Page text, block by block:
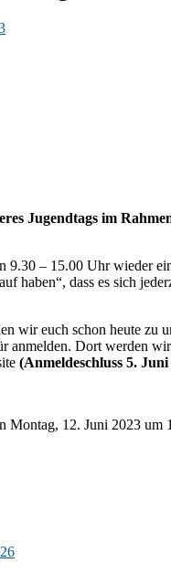
Jugendtags im
9.30 – 15.00 Uhr wieder
haben“, dass es sich
wir euch schon heute
anmelden. Dort werden
(Anmeldeschluss 5. Juni
Montag, 12. Juni 2023 um